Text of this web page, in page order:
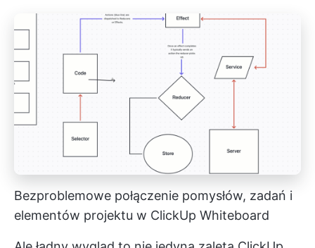
Bezproblemowe połączenie pomysłów, zadań i
elementów projektu w ClickUp Whiteboard